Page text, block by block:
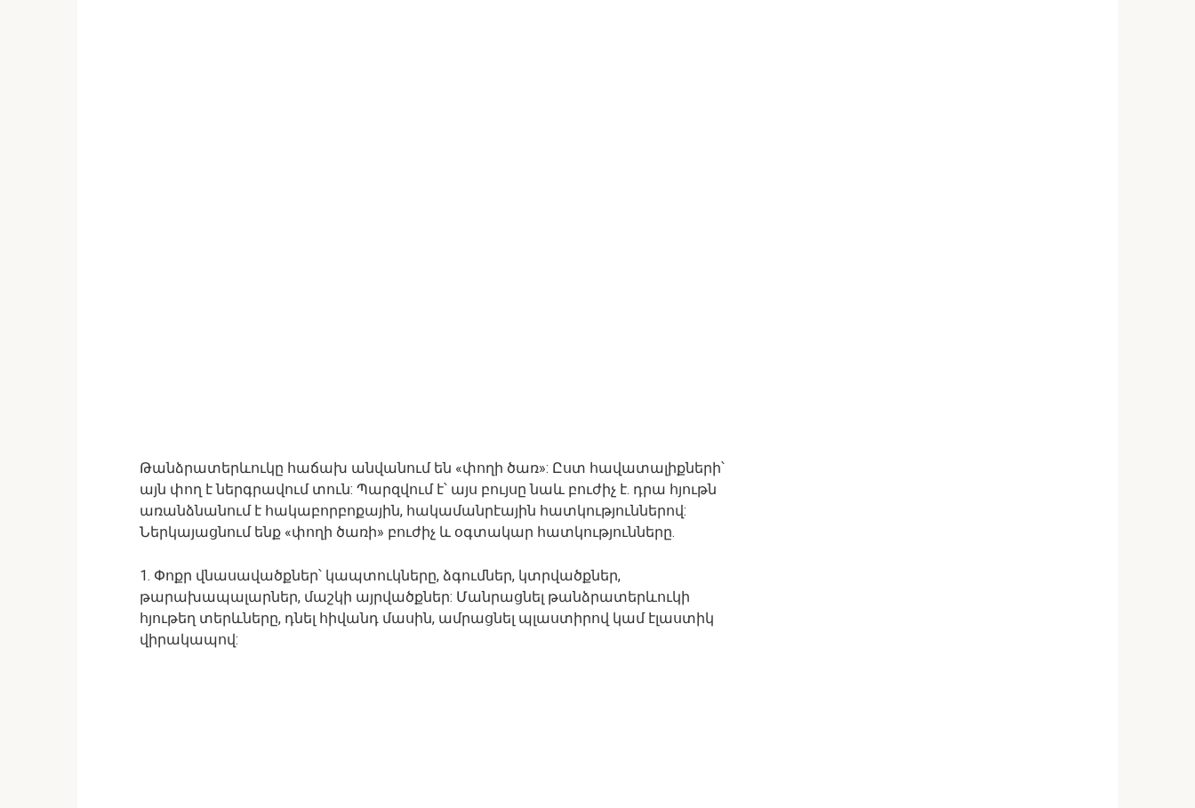
Թանձրատերևուկը հաճախ անվանում են «փողի ծառ»: Ըստ հավատալիքների՝
այն փող է ներգրավում տուն: Պարզվում է՝ այս բույսը նաև բուժիչ է. դրա հյութն
առանձնանում է հակաբորբոքային, հակամանրէային հատկություններով:
Ներկայացնում ենք «փողի ծառի» բուժիչ և օգտակար հատկությունները.
1. Փոքր վնասավածքներ՝ կապտուկները, ձգումներ, կտրվածքներ,
թարախապալարներ, մաշկի այրվածքներ: Մանրացնել թանձրատերևուկի
հյութեղ տերևները, դնել հիվանդ մասին, ամրացնել պլաստիրով կամ էլաստիկ
վիրակապով: